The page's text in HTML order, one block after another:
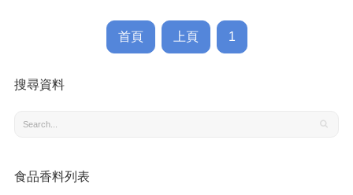
首頁 上頁 1
搜尋資料
食品香料列表